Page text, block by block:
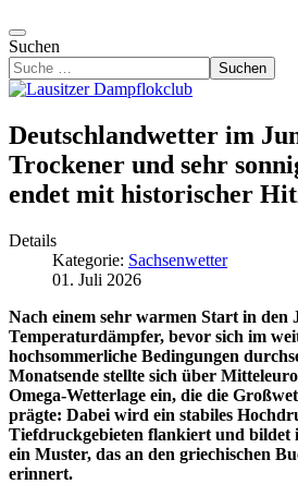
Suchen
Suchen
Deutschlandwetter im
Trockener und sehr
endet mit historischer
Details
Kategorie: Sachsenwetter
01. Juli 2026
Nach einem sehr warmen Start in den
Temperaturdämpfer, bevor sich im
hochsommerliche Bedingungen
Monatsende stellte sich über
Omega-Wetterlage ein, die die
prägte: Dabei wird ein stabiles
Tiefdruckgebieten flankiert und bildet
ein Muster, das an den griechischen
erinnert.